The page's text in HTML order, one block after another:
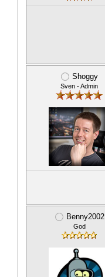
Shoggy
Sven - Admin
Benny2002
God